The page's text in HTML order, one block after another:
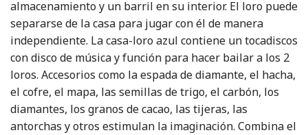
almacenamiento y un barril en su interior. El loro puede
separarse de la casa para jugar con él de manera
independiente. La casa-loro azul contiene un tocadiscos
con disco de música y función para hacer bailar a los 2
loros. Accesorios como la espada de diamante, el hacha,
el cofre, el mapa, las semillas de trigo, el carbón, los
diamantes, los granos de cacao, las tijeras, las
antorchas y otros estimulan la imaginación. Combina el